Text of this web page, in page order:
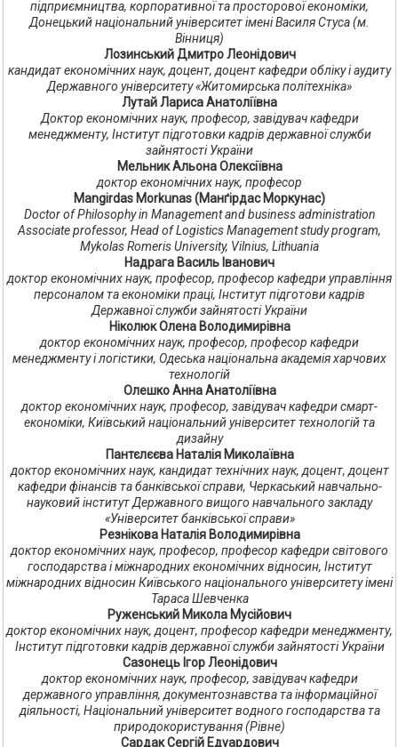
підприємництва, корпоративної та просторової економіки,
Донецький національний університет імені Василя Стуса (м.
Вінниця)
Лозинський Дмитро Леонідович
кандидат економічних наук, доцент, доцент кафедри обліку і аудиту
Державного університету «Житомирська політехніка»
Лутай Лариса Анатоліївна
Доктор економічних наук, професор, завідувач кафедри
менеджменту, Інститут підготовки кадрів державної служби
зайнятості України
Мельник Альона Олексіївна
доктор економічних наук, професор
Mangirdas Morkunas (Манґірдас Моркунас)
Doctor of Philosophy in Management and business administration
Associate professor, Head of Logistics Management study program,
Mykolas Romeris University, Vilnius, Lithuania
Надрага Василь Іванович
доктор економічних наук, професор, професор кафедри управління
персоналом та економіки праці, Інститут підготови кадрів
Державної служби зайнятості України
Ніколюк Олена Володимирівна
доктор економічних наук, професор, професор кафедри
менеджменту і логістики, Одеська національна академія харчових
технологій
Олешко Анна Анатоліївна
доктор економічних наук, професор, завідувач кафедри смарт-
економіки, Київський національний університет технологій та
дизайну
Пантєлєєва Наталія Миколаївна
доктор економічних наук, кандидат технічних наук, доцент, доцент
кафедри фінансів та банківської справи, Черкаський навчально-
науковий інститут Державного вищого навчального закладу
«Університет банківської справи»
Резнікова Наталія Володимирівна
доктор економічних наук, професор, професор кафедри світового
господарства і міжнародних економічних відносин, Інститут
міжнародних відносин Київського національного університету імені
Тараса Шевченка
Руженський Микола Мусійович
доктор економічних наук, доцент, професор кафедри менеджменту,
Інститут підготовки кадрів державної служби зайнятості України
Сазонець Ігор Леонідович
доктор економічних наук, професор, завідувач кафедри
державного управління, документознавства та інформаційної
діяльності, Національний університет водного господарства та
природокористування (Рівне)
Сардак Сергій Едуардович